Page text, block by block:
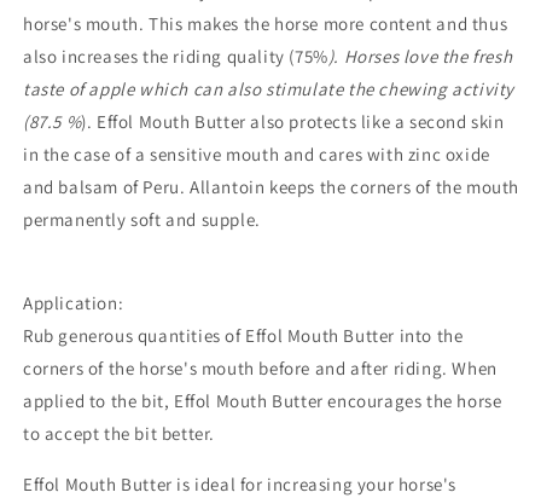
horse's mouth. This makes the horse more content and thus
also increases the riding quality (75%). Horses love the fresh
taste of apple which can also stimulate the chewing activity
(87.5 %). Effol Mouth Butter also protects like a second skin
in the case of a sensitive mouth and cares with zinc oxide
and balsam of Peru. Allantoin keeps the corners of the mouth
permanently soft and supple.
Application:
Rub generous quantities of Effol Mouth Butter into the
corners of the horse's mouth before and after riding. When
applied to the bit, Effol Mouth Butter encourages the horse
to accept the bit better.
Effol Mouth Butter is ideal for increasing your horse's